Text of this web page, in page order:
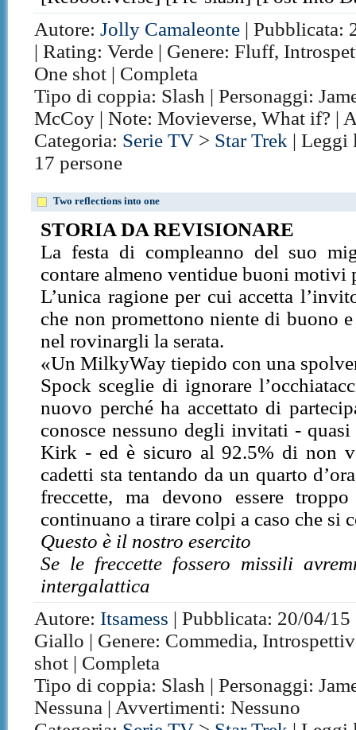
Autore:Jolly Camaleonte | Pubblicata:
| Rating: Verde | Genere: Fluff,
One shot | Completa
Tipo di coppia: Slash | Personaggi:
McCoy | Note: Movieverse, What if? |
Categoria: Serie TV > Star Trek | Leggi
17 persone
Two reflections into one
STORIA DA REVISIONARE
La festa di compleanno del suo
contare almeno ventidue buoni motivi
L’unica ragione per cui accetta
che non promettono niente di buono
nel rovinargli la serata.
«Un MilkyWay tiepido con una
Spock sceglie di ignorare
nuovo perché ha accettato di
conosce nessuno degli invitati -
Kirk - ed è sicuro al 92.5% di non
cadetti sta tentando da un quarto
freccette, ma devono essere
continuano a tirare colpi a caso che si
Questo è il nostro esercito
Se le freccette fossero missili
intergalattica
Autore: Itsamess | Pubblicata: 20/04/
Giallo | Genere: Commedia,
shot | Completa
Tipo di coppia: Slash | Personaggi:
Nessuna | Avvertimenti: Nessuno